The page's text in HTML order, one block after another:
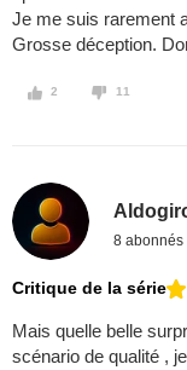
Je me suis rarement
Grosse déception.
2 11
8 abonnés
Critique de la série
Mais quelle belle
scénario de qualité ,